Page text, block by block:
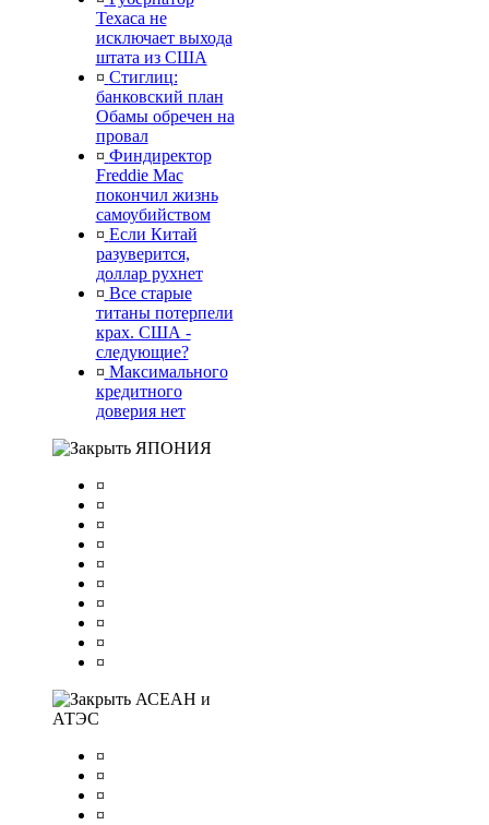
Техаса не
исключает выхода
штата из США
¤ Стиглиц:
банковский план
Обамы обречен на
провал
¤ Финдиректор
Freddie Mac
покончил жизнь
самоубийством
¤ Если Китай
разуверится,
доллар рухнет
¤ Все старые
титаны потерпели
крах. США -
следующие?
¤ Максимального
кредитного
доверия нет
ЯПОНИЯ
¤
¤
¤
¤
¤
¤
¤
¤
¤
¤
АСЕАН и
АТЭС
¤
¤
¤
¤